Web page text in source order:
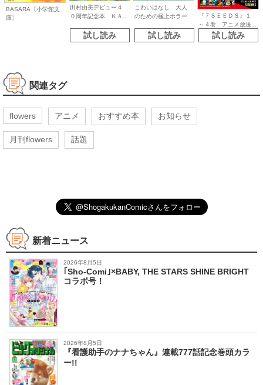
BASARA〔小学館文
庫〕
田村由美デビュー４
０周年記念本 ＫＡ...
試し読み
こわいはなし 大人
のための極上ホラー
試し読み
『７ＳＥＥＤＳ』１
～４巻 アニメ放送...
試し読み
関連タグ
flowers アニメ おすすめ本 お知らせ
月刊flowers 話題
新着ニュース
2026年8月5日
｢Sho-Comi｣×BABY, THE STARS SHINE BRIGHT
コラボ号！
2026年8月5日
『看護助手のナナちゃん』連載777話記念巻頭カラ
ー!!